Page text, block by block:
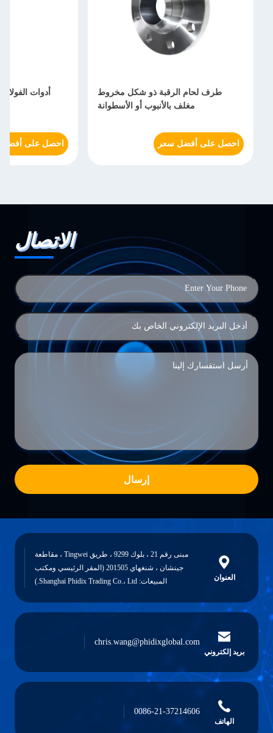
طرف لحام الرقبة ذو شكل مخروط
مغلف بالأنبوب أو الأسطوانة
احصل على أفضل سعر
أدوات
احصل على
الاتصال
إرسال
العنوان
مبنى رقم 21 ، بلوك 9299 ، طريق Tingwei ، مقاطعة
جينشان ، شنغهاي 201505 (المقر الرئيسي ومكتب
المبيعات: Shanghai Phidix Trading Co.، Ltd.)
بريد إلكتروني
chris.wang@phidixglobal.com
الهاتف
0086-21-37214606